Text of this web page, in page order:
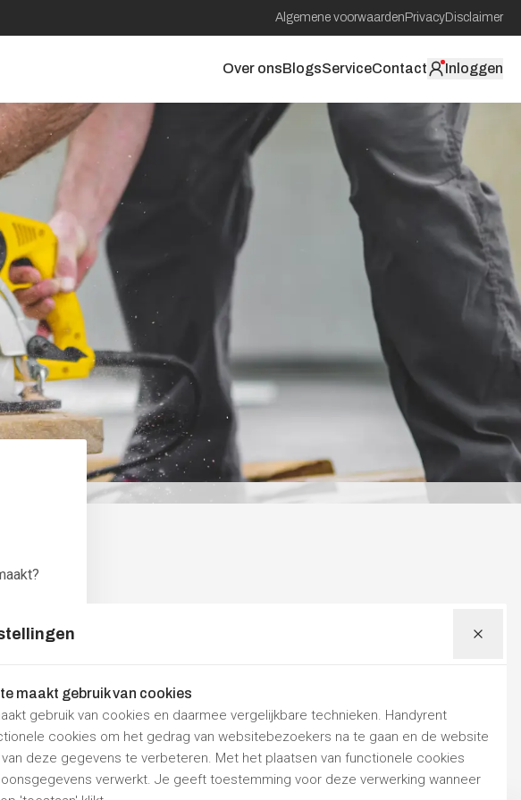
Algemene voorwaarden PrivacyDisclaimer
Over onsBlogsServiceContact Inloggen
maakt gebruik van cookies
gebruik van cookies en daarmee vergelijkbare technieken. Handyrent
cookies om het gedrag van websitebezoekers na te gaan en de website
van deze gegevens te verbeteren. Met het plaatsen van functionele cookies
verwerkt. Je geeft toestemming voor deze verwerking wanneer